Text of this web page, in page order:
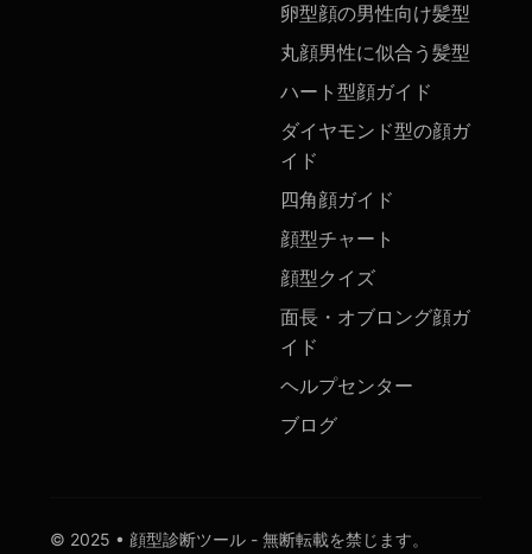
卵型顔の男性向け髪型
丸顔男性に似合う髪型
ハート型顔ガイド
ダイヤモンド型の顔ガ
イド
四角顔ガイド
顔型チャート
顔型クイズ
面長・オブロング顔ガ
イド
ヘルプセンター
ブログ
© 2025 • 顔型診断ツール - 無断転載を禁じます。